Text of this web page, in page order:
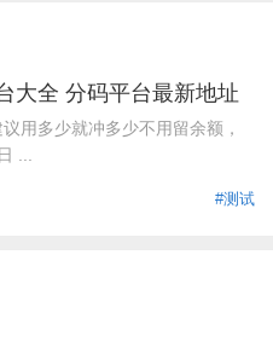
大全 分码平台最新地址
用多少就冲多少不用留余额，
...
#测试